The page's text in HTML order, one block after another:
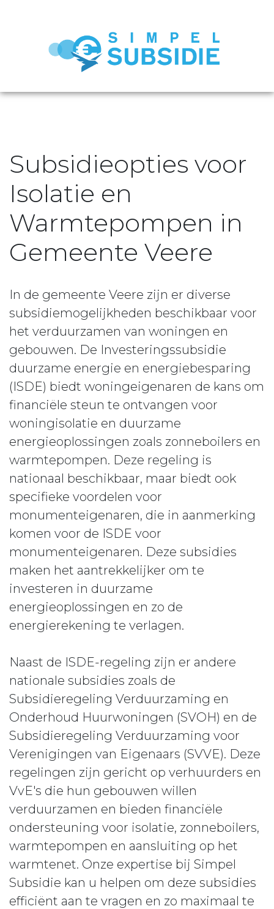
Subsidieopties voor
Isolatie en
Warmtepompen in
Gemeente Veere
In de gemeente Veere zijn er diverse
subsidiemogelijkheden beschikbaar voor
het verduurzamen van woningen en
gebouwen. De Investeringssubsidie
duurzame energie en energiebesparing
(ISDE) biedt woningeigenaren de kans om
financiële steun te ontvangen voor
woningisolatie en duurzame
energieoplossingen zoals zonneboilers en
warmtepompen. Deze regeling is
nationaal beschikbaar, maar biedt ook
specifieke voordelen voor
monumenteigenaren, die in aanmerking
komen voor de ISDE voor
monumenteigenaren. Deze subsidies
maken het aantrekkelijker om te
investeren in duurzame
energieoplossingen en zo de
energierekening te verlagen.
Naast de ISDE-regeling zijn er andere
nationale subsidies zoals de
Subsidieregeling Verduurzaming en
Onderhoud Huurwoningen (SVOH) en de
Subsidieregeling Verduurzaming voor
Verenigingen van Eigenaars (SVVE). Deze
regelingen zijn gericht op verhuurders en
VvE's die hun gebouwen willen
verduurzamen en bieden financiële
ondersteuning voor isolatie, zonneboilers,
warmtepompen en aansluiting op het
warmtenet. Onze expertise bij Simpel
Subsidie kan u helpen om deze subsidies
efficiënt aan te vragen en zo maximaal te